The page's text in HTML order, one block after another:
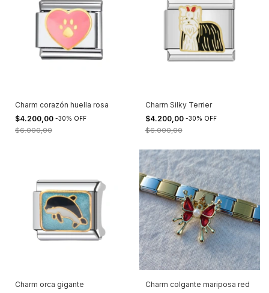
Charm corazón huella rosa
$4.200,00 -30% OFF
$6.000,00
Charm Silky Terrier
$4.200,00 -30% OFF
$6.000,00
Charm orca gigante
Charm colgante mariposa red